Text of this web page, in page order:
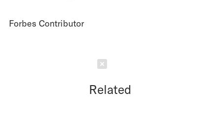
Forbes Contributor
Related